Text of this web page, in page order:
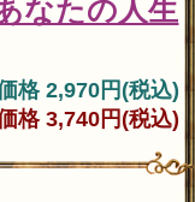
なたの人生
格 2,970円(税込)
格 3,740円(税込)